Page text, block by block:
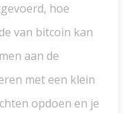
hoe
van bitcoin kan
aan de
met een klein
opdoen en je